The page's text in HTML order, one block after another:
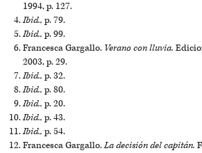
1994, p. 127.
Ibid., p. 79.
Ibid., p. 99.
Francesca Gargallo. Verano con lluvia.
2003, p. 29.
Ibid., p. 32.
Ibid., p. 80.
Ibid., p. 20.
Ibid., p. 43.
Ibid., p. 54.
Francesca Gargallo.La decisión del capitán.